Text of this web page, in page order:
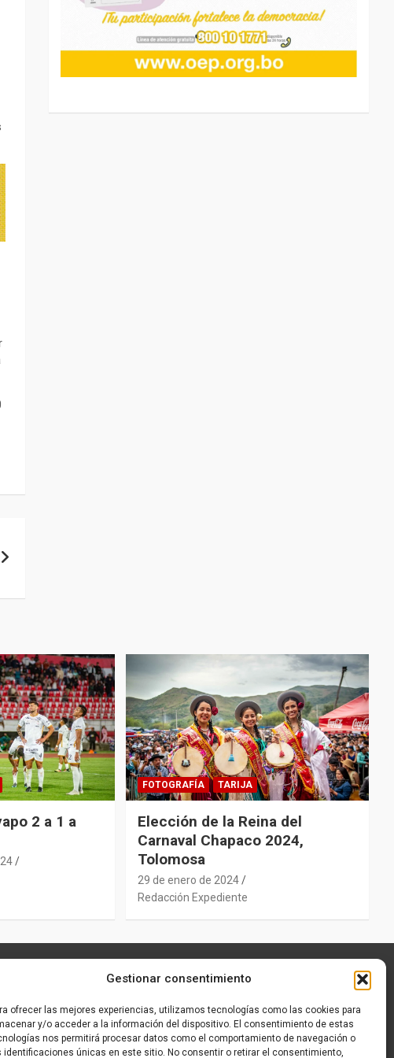
Gestionar consentimiento
ofrecer las mejores experiencias, utilizamos tecnologías como las cookies para
y/o acceder a la información del dispositivo. El consentimiento de estas
nos permitirá procesar datos como el comportamiento de navegación o
identificaciones únicas en este sitio. No consentir o retirar el consentimiento,
2 a 1 a
FOTOGRAFÍA TARIJA
Elección de la Reina del
Carnaval Chapaco 2024,
Tolomosa
29 de enero de 2024
Redacción Expediente